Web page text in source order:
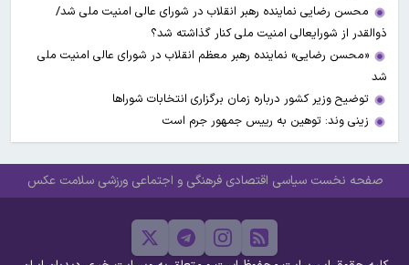
محسن رضایی نماینده رهبر انقلاب در شورای عالی امنیت ملی شد/
ذوالقدر از شورایعالی امنیت ملی کنار گذاشته شد؟
«محسن رضایی» نماینده رهبر معظم انقلاب در شورای عالی امنیت ملی
شد
توضیح وزیر کشور درباره زمان برگزاری انتخابات شوراها
زینی وند: توهین به رییس جمهور جرم است
صفحه نخست سیاسی اقتصادی فرهنگی و اجتماعی ورزشی سلامت عکس